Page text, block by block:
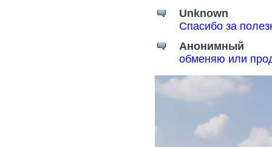
Unknown
Спасибо за
Анонимный
обменяю или